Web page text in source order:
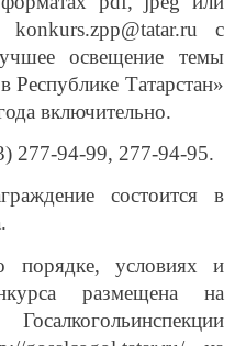
с
освещение темы
Республике Татарстан»
включительно.
размещена на
gosalcogol.tatar.ru/, на